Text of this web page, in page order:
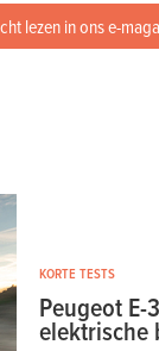
lezen in ons e-
KORTE TESTS
Peugeot
elektrische